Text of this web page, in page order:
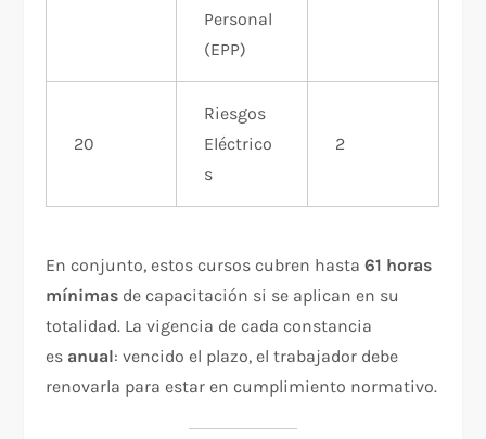
Personal
(EPP)
20
Riesgos
Eléctrico
s
2
En conjunto, estos cursos cubren hasta61 horas
mínimas de capacitación si se aplican en su
totalidad. La vigencia de cada constancia
es anual: vencido el plazo, el trabajador debe
renovarla para estar en cumplimiento normativo.